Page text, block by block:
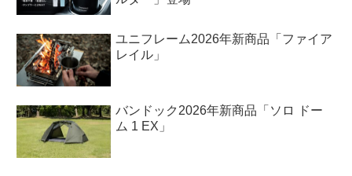
ユニフレーム2026年新商品「ファイア
レイル」
バンドック2026年新商品「ソロ ドー
ム 1 EX」